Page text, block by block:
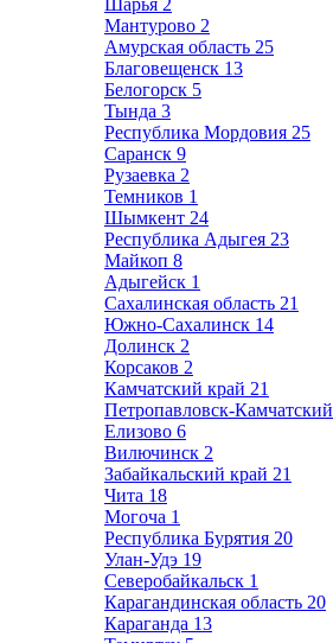
Шарья 2
Мантурово 2
Амурская область 25
Благовещенск 13
Белогорск 5
Тында 3
Республика Мордовия 25
Саранск 9
Рузаевка 2
Темников 1
Шымкент 24
Республика Адыгея 23
Майкоп 8
Адыгейск 1
Сахалинская область 21
Южно-Сахалинск 14
Долинск 2
Корсаков 2
Камчатский край 21
Петропавловск-Камчатский
Елизово 6
Вилючинск 2
Забайкальский край 21
Чита 18
Могоча 1
Республика Бурятия 20
Улан-Удэ 19
Северобайкальск 1
Карагандинская область 20
Караганда 13